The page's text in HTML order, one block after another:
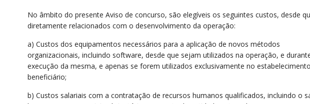
No âmbito do presente Aviso de concurso, são elegíveis os seguintes custos, desde
diretamente relacionados com o desenvolvimento da operação:
a) Custos dos equipamentos necessários para a aplicação de novos métodos
organizacionais, incluindo software, desde que sejam utilizados na operação, e
execução da mesma, e apenas se forem utilizados exclusivamente no
beneficiário;
b) Custos salariais com a contratação de recursos humanos qualificados, incluindo o